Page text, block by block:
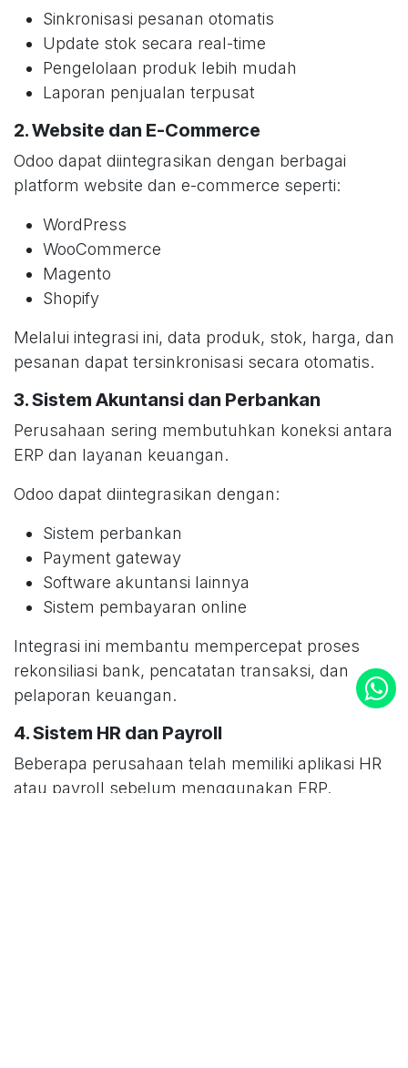
Sinkronisasi pesanan otomatis
Update stok secara real-time
Pengelolaan produk lebih mudah
Laporan penjualan terpusat
2. Website dan E-Commerce
Odoo dapat diintegrasikan dengan berbagai
platform website dan e-commerce seperti:
WordPress
WooCommerce
Magento
Shopify
Melalui integrasi ini, data produk, stok, harga, dan
pesanan dapat tersinkronisasi secara otomatis.
3. Sistem Akuntansi dan Perbankan
Perusahaan sering membutuhkan koneksi antara
ERP dan layanan keuangan.
Odoo dapat diintegrasikan dengan:
Sistem perbankan
Payment gateway
Software akuntansi lainnya
Sistem pembayaran online
Integrasi ini membantu mempercepat proses
rekonsiliasi bank, pencatatan transaksi, dan
pelaporan keuangan.
4. Sistem HR dan Payroll
Beberapa perusahaan telah memiliki aplikasi HR
atau payroll sebelum menggunakan ERP.